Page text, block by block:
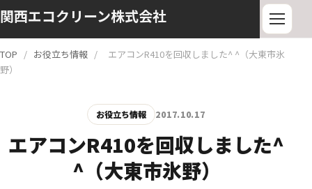
関西エコクリーン株式会社
TOP / お役立ち情報 /
エアコンR410を回収しました^ ^（大東市氷
野）
お役立ち情報 2017.10.17
エアコンR410を回収しました^
^（大東市氷野）